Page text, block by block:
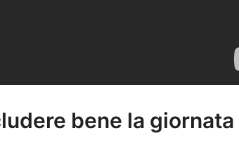
bene la giornata